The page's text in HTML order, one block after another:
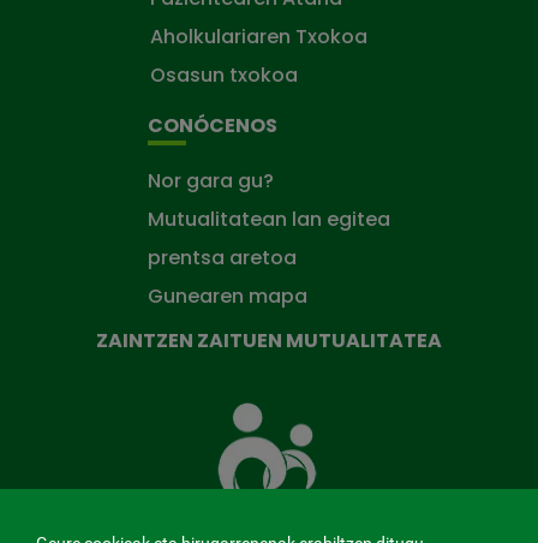
Aholkulariaren Txokoa
Osasun txokoa
CONÓCENOS
Nor gara gu?
Mutualitatean lan egitea
prentsa aretoa
Gunearen mapa
ZAINTZEN ZAITUEN MUTUALITATEA
zaituen
Mutua